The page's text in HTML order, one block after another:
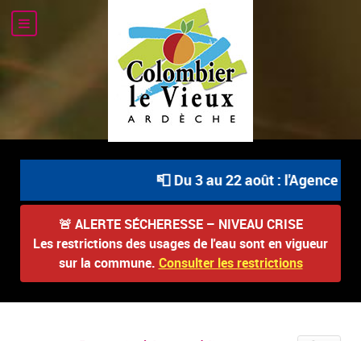
📮 Du 3 au 22 août : l'Agence
🚨 ALERTE SÉCHERESSE – NIVEAU CRISE
Les restrictions des usages de l'eau sont en vigueur
sur la commune. Consulter les restrictions